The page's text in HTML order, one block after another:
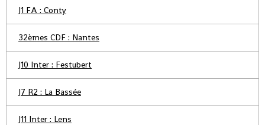
J1 FA : Conty
32èmes CDF : Nantes
J10 Inter : Festubert
J7 R2 : La Bassée
J11 Inter : Lens